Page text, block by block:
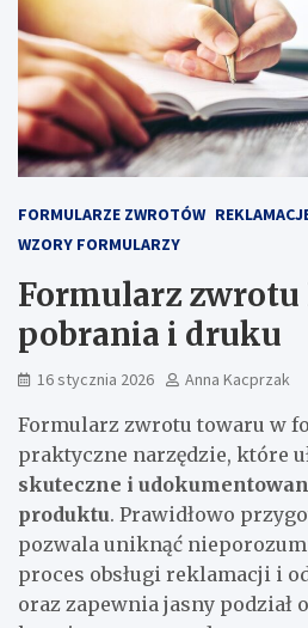
FORMULARZE ZWROTÓW
WZORY FORMULARZY
Formularz zwrotu
pobrania i druku
16 stycznia 2026 Anna Kacprzak
Formularz zwrotu towaru w
praktyczne narzędzie, które
skuteczne i
produktu. Prawidłowo
pozwala uniknąć
proces obsługi reklamacji i
oraz zapewnia jasny podział